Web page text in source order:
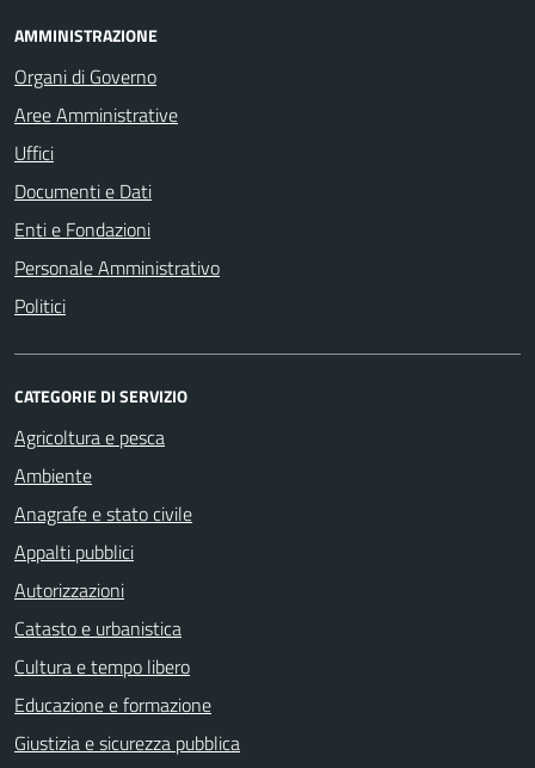
AMMINISTRAZIONE
Organi di Governo
Aree Amministrative
Uffici
Documenti e Dati
Enti e Fondazioni
Personale Amministrativo
Politici
CATEGORIE DI SERVIZIO
Agricoltura e pesca
Ambiente
Anagrafe e stato civile
Appalti pubblici
Autorizzazioni
Catasto e urbanistica
Cultura e tempo libero
Educazione e formazione
Giustizia e sicurezza pubblica